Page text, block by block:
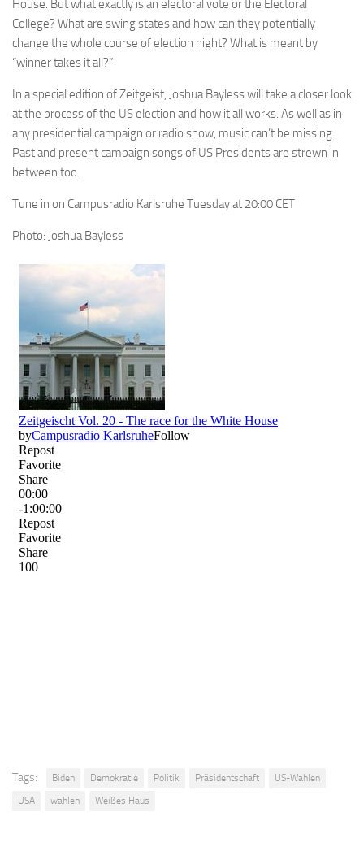
House. But what exactly is an electoral vote or the Electoral
College? What are swing states and how can they potentially
change the whole course of election night? What is meant by
“winner takes it all?”
In a special edition of Zeitgeist, Joshua Bayless will take a closer look
at the process of the US election and how it all works. As well as in
any presidential campaign or radio show, music can’t be missing.
Past and present campaign songs of US Presidents are strewn in
between too.
Tune in on Campusradio Karlsruhe Tuesday at 20:00 CET
Photo: Joshua Bayless
Tags: Biden Demokratie Politik Präsidentschaft
US-Wahlen
USA
wahlen Weißes Haus